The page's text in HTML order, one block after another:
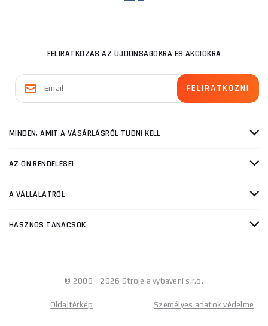
FELIRATKOZÁS AZ ÚJDONSÁGOKRA ÉS AKCIÓKRA
MINDEN, AMIT A VÁSÁRLÁSRÓL TUDNI KELL
AZ ÖN RENDELÉSEI
A VÁLLALATRÓL
HASZNOS TANÁCSOK
© 2008 - 2026 Stroje a vybavení s.r.o.
Oldaltérkép Személyes adatok védelme